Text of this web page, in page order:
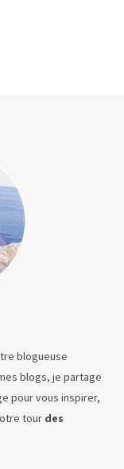
blogueuse
blogs, je partage
pour vous inspirer,
tour des